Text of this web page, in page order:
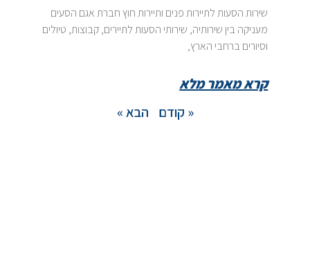
שירות הסעות לתיירות פנים ותיירות חוץ חברת אגם הסעים
מעניקה בין שירותיה, שירותי הסעות לתיירים, קבוצות, טיולים
וסיורים ברחבי הארץ,
קרא מאמר מלא
« קודם
הבא »